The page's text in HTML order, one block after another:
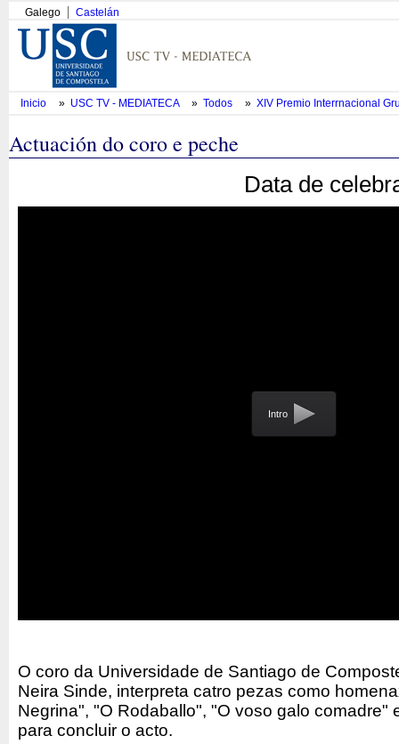
Galego Castelán
Inicio » USC TV - MEDIATECA » Todos » XIV Premio Interrnacional
Actuación do coro e peche
Data de
Intro
O coro da Universidade de Santiago de
Neira Sinde, interpreta catro pezas como
Negrina", "O Rodaballo", "O voso galo comadre"
para concluir o acto.